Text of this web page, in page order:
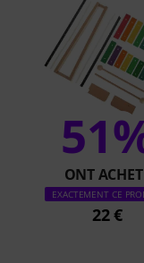
ONT
EXACTEMENT CE
22 €